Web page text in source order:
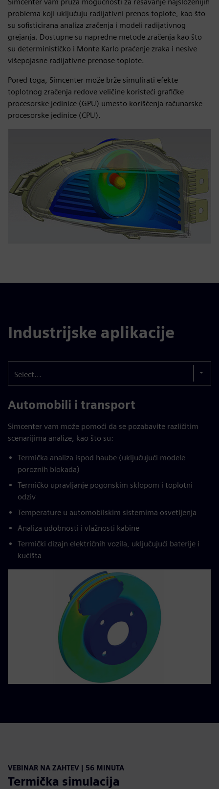
problema koji uključuju radijativni prenos toplote, kao što
su sofisticirana analiza zračenja i modeli radijativnog
grejanja. Dostupne su napredne metode zračenja kao što
su determinističko i Monte Karlo praćenje zraka i nesive
višepojasne radijativne prenose toplote.
Pored toga, Simcenter može brže simulirati efekte
toplotnog zračenja redove veličine koristeći grafičke
procesorske jedinice (GPU) umesto korišćenja računarske
procesorske jedinice (CPU).
Industrijske aplikacije
Select...
Automobili i transport
Simcenter vam može pomoći da se pozabavite različitim
scenarijima analize, kao što su:
Termička analiza ispod haube (uključujući modele
poroznih blokada)
Termičko upravljanje pogonskim sklopom i toplotni
odziv
Temperature u automobilskim sistemima osvetljenja
Analiza udobnosti i vlažnosti kabine
Termički dizajn električnih vozila, uključujući baterije i
kućišta
VEBINAR NA ZAHTEV | 56 MINUTA
Termička simulacija